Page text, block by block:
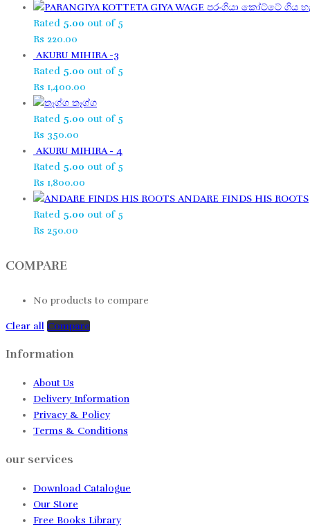
පරංගියා කෝට්ටේ ගිය
Rated 5.00 out of 5
Rs 220.00
AKURU MIHIRA -3
Rated 5.00 out of 5
Rs 1,400.00
තෑග්ග​
Rated 5.00 out of 5
Rs 350.00
AKURU MIHIRA - 4
Rated 5.00 out of 5
Rs 1,800.00
ANDARE FINDS HIS ROOTS
Rated 5.00 out of 5
Rs 250.00
COMPARE
No products to compare
Clear all Compare
Information
About Us
Delivery Information
Privacy & Policy
Terms & Conditions
our services
Download Catalogue
Our Store
Free Books Library